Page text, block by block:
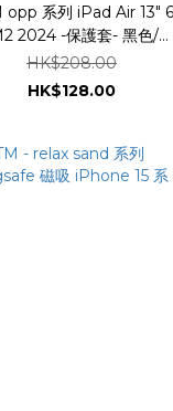
opp 系列 iPad Air 13" 6
色/灰
色/粉紅色
HK$208.00
HK$128.00